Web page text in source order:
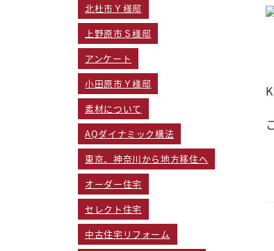
北杜市Ｙ様邸
上野原市Ｓ様邸
アンケート
小田原市Ｙ様邸
素材について
AQダイナミック構法
東京、神奈川から地方移住へ
オーダー住宅
セレクト住宅
中古住宅リフォーム